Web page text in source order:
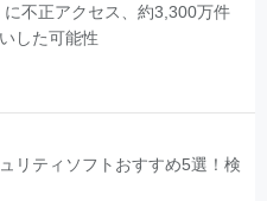
に不正アクセス、約3,300万件
した可能性
リティソフトおすすめ5選！検